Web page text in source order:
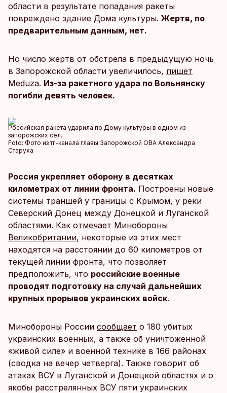
области в результате попадания ракеты
повреждено здание Дома культуры. Жертв, по
предварительным данным, нет.
Но число жертв от обстрела в предыдущую ночь
в Запорожской области увеличилось, пишет
Meduza. Из-за ракетного удара по Вольнянску
погибли девять человек.
Российская ракета ударила по Дому культуры в одном из
запорожских сел.
Foto: Фото из тг-канала главы Запорожской ОВА Александра
Старуха
Россия укрепляет оборону в десятках
километрах от линии фронта. Построены новые
системы траншей у границы с Крымом, у реки
Северский Донец между Донецкой и Луганской
областями. Как отмечает Минобороны
Великобритании, некоторые из этих мест
находятся на расстоянии до 60 километров от
текущей линии фронта, что позволяет
предположить, что российские военные
проводят подготовку на случай дальнейших
крупных прорывов украинских войск.
Минобороны России сообщает о 180 убитых
украинских военных, а также об уничтоженной
«живой силе» и военной технике в 166 районах
(сводка на вечер четверга). Также говорит об
атаках ВСУ в Луганской и Донецкой областях и о
якобы расстрелянных ВСУ пяти украинских